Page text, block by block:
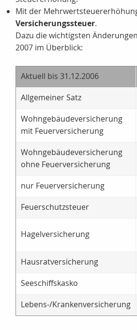
Mit der
Versicherungssteuer.
Dazu die wichtigsten
2007 im Überblick:
Aktuell bis 31.12.2006
Allgemeiner Satz
Wohngebäudeversicherung
mit Feuerversicherung
Wohngebäudeversicherung
ohne Feuerversicherung
nur Feuerversicherung
Feuerschutzsteuer
Hagelversicherung
Hausratversicherung
Seeschiffskasko
Lebens-/Krankenversicherung